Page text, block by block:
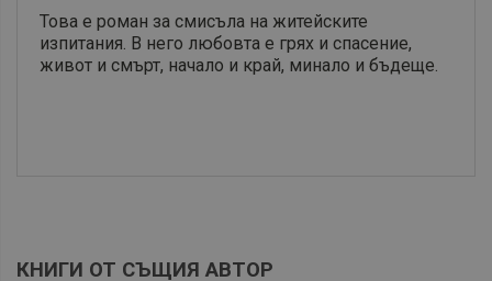
Това е роман за смисъла на житейските
изпитания. В него любовта е грях и спасение,
живот и смърт, начало и край, минало и бъдеще.
КНИГИ ОТ СЪЩИЯ АВТОР